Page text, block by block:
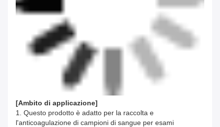
[Ambito di applicazione]
1. Questo prodotto è adatto per la raccolta e
l'anticoagulazione di campioni di sangue per esami